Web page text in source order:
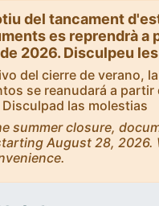
del tancament
es reprendrà a
2026. Disculpeu
del cierre de verano,
se reanudará a partir
las molestias
summer closure,
August 28, 2026.